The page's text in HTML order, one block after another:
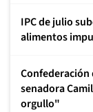
IPC de julio
alimentos
Confederación
senadora
orgullo"